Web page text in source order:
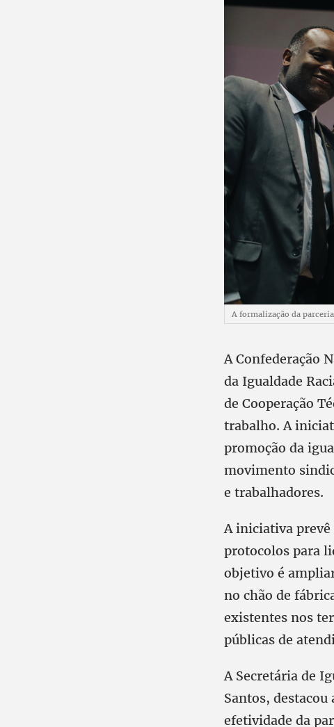
A formalização da
A Confederação
da Igualdade
de Cooperação
trabalho. A
promoção da
movimento
e trabalhadores.
A iniciativa prevê
protocolos para
objetivo é
no chão de
existentes nos
públicas de
A Secretária de
Santos,
efetividade da